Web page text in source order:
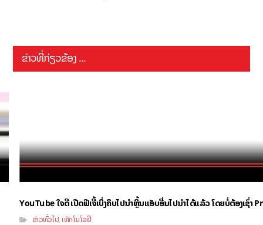
ຂ່າວທີ່ກ່ຽວຂ້ອງ ...
YouTube ໃຈດີ ເປີດຟີເຈີ້ເບິ່ງຄິບໄປນຳຫຼິ້ນແອັບອື່ນໄປນຳໄດ້ແລ້ວ ໂດຍບໍ່ຕ້ອງເຊົ່າ
ຂ່າວທົ່ວໄປ ,ເທັກໂນໂລຢີ